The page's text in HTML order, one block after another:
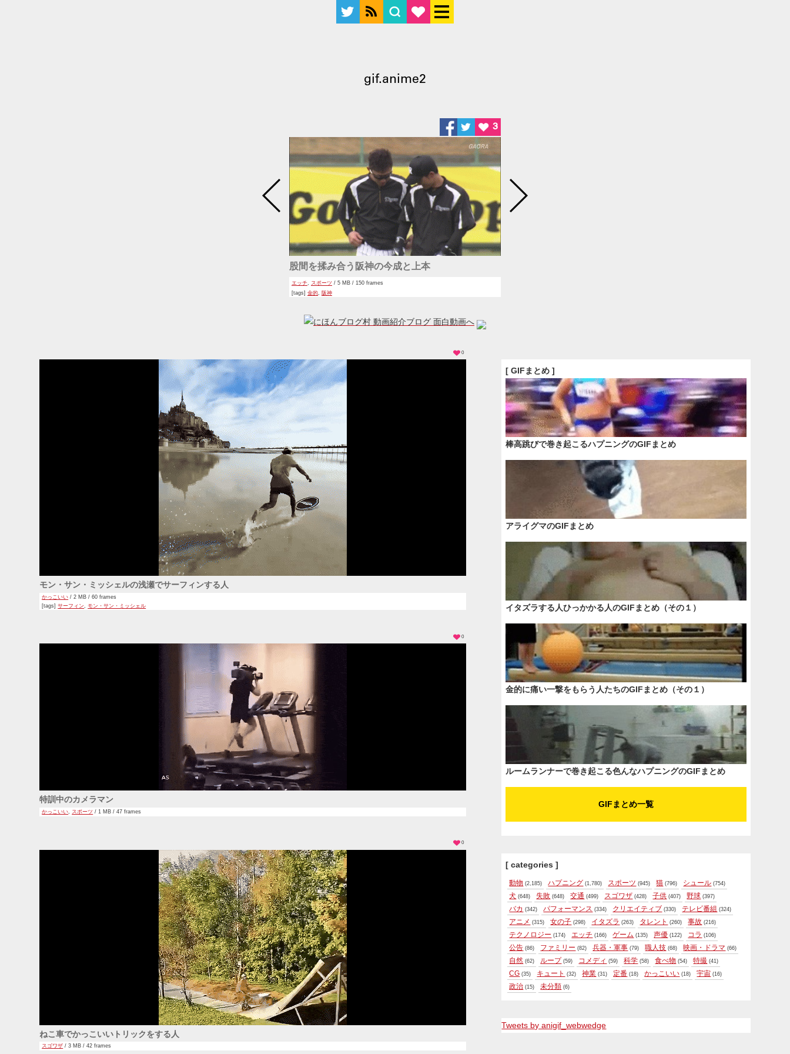
gif.anime2
股間を揉み合う阪神の今成と上本
エッチ スポーツ / 5 MB / 150 frames
[tags] 金的 阪神
3
モン・サン・ミッシェルの浅瀬でサーフィンする人
かっこいい / 2 MB / 60 frames
[tags]サーフィン ,モン・サン・ミッシェル
0
特訓中のカメラマン
かっこいい スポーツ / 1 MB / 47 frames
0
ねこ車でかっこいいトリックをする人
スゴワザ / 3 MB / 42 frames
0
[ GIFまとめ ]
棒高跳びで巻き起こるハプニングのGIFまとめ
アライグマのGIFまとめ
イタズラする人ひっかかる人のGIFまとめ（その１）
金的に痛い一撃をもらう人たちのGIFまとめ（その１）
ルームランナーで巻き起こる色んなハプニングのGIFまとめ
GIFまとめ一覧
[ categories ]
動物 (2,185) ハプニング (1,780) スポーツ (945) 猫 (796) シュール (754)
犬 (648) 失敗 (648) 交通 (499) スゴワザ (428) 子供 (407) 野球 (397)
バカ (342) パフォーマンス (334) クリエイティブ (330) テレビ番組 (324)
アニメ (315) 女の子 (298) イタズラ (263) タレント (260) 事故 (216)
テクノロジー (174) エッチ (166) ゲーム (135) 声優 (122) コラ (106)
公告 (86) ファミリー (82) 兵器・軍事 (79) 職人技 (68) 映画・ドラマ (66)
自然 (62) ループ (59) コメディ (59) 科学 (58) 食べ物 (54) 特撮 (41)
CG (35) キュート (32) 神業 (31) 定番 (18) かっこいい (18) 宇宙 (16)
政治 (15) 未分類 (6)
Tweets by anigif_webwedge